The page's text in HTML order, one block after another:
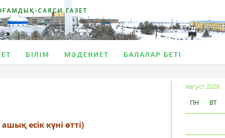
САЯСИ ГАЗЕТ
БІЛІМ МӘДЕНИЕТ БАЛАЛАР БЕТІ
есік күні өтті)
Август 2026
ПН
ВТ